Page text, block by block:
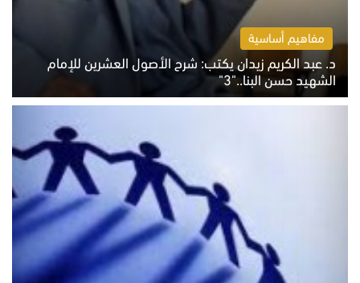
مفاهيم أساسية
د. عبد الكريم زيدان يكتب: شرح الأصول العشرين للإمام
الشهيد حسن البنا.."3"
الثلاثاء 4 أغسطس 2026 01:04 م